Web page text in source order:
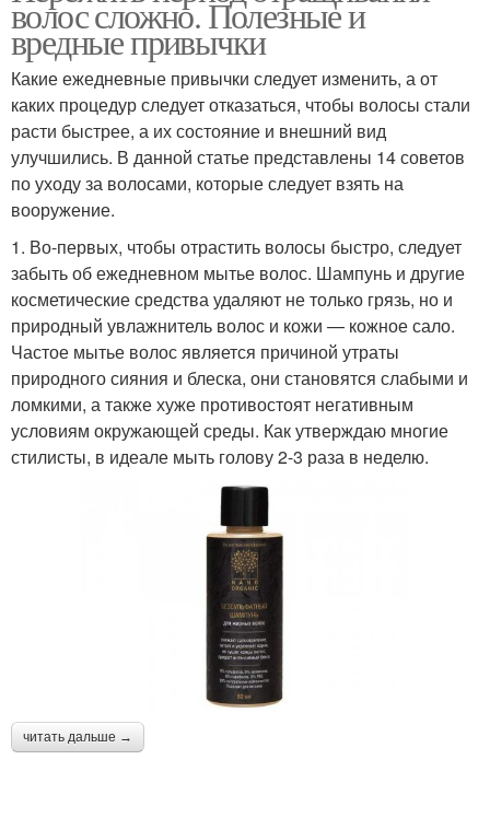
волос сложно. Полезные и
вредные привычки
Какие ежедневные привычки следует изменить, а от
каких процедур следует отказаться, чтобы волосы стали
расти быстрее, а их состояние и внешний вид
улучшились. В данной статье представлены 14 советов
по уходу за волосами, которые следует взять на
вооружение.
1. Во-первых, чтобы отрастить волосы быстро, следует
забыть об ежедневном мытье волос. Шампунь и другие
косметические средства удаляют не только грязь, но и
природный увлажнитель волос и кожи — кожное сало.
Частое мытье волос является причиной утраты
природного сияния и блеска, они становятся слабыми и
ломкими, а также хуже противостоят негативным
условиям окружающей среды. Как утверждаю многие
стилисты, в идеале мыть голову 2-3 раза в неделю.
читать дальше →